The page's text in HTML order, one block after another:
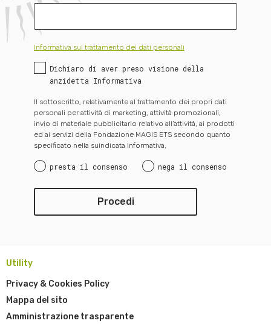
Informativa sul trattamento dei dati personali
Dichiaro di aver preso visione della
anzidetta Informativa
Il sottoscritto, relativamente al trattamento dei propri dati
personali per attività di marketing, attività promozionali,
invio di materiale pubblicitario relativo all’attività, ai prodotti
ed ai servizi della Fondazione MAGIS ETS secondo quanto
specificato nella suindicata informativa,
presta il consenso nega il consenso
Utility
Privacy & Cookies Policy
Mappa del sito
Amministrazione trasparente